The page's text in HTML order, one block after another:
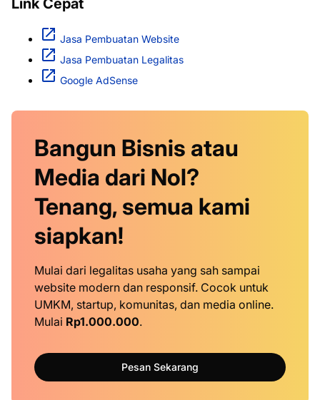
Link Cepat
Jasa Pembuatan Website
Jasa Pembuatan Legalitas
Google AdSense
Bangun Bisnis atau
Media dari Nol?
Tenang, semua kami
siapkan!
Mulai dari legalitas usaha yang sah sampai
website modern dan responsif. Cocok untuk
UMKM, startup, komunitas, dan media online.
Mulai Rp1.000.000.
Pesan Sekarang